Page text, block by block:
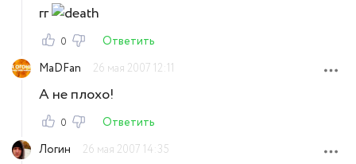
гг
0
Ответить
MaDFan
26 мая 2007 12:11
А не плохо!
0
Ответить
Логин
26 мая 2007 14:35